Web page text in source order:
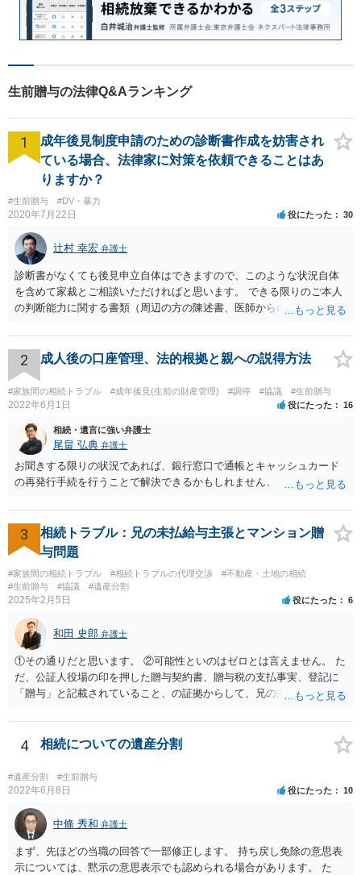
生前贈与の法律Q&Aランキング
1
成年後見制度申請のための診断書作成を妨害され
ている場合、法律家に対策を依頼できることはあ
りますか？
#生前贈与 #DV・暴力
2020年7月22日 役にたった 30
辻村 幸宏 弁護士
診断書がなくても後見申立自体はできますので、このような状況自体
を含めて家裁とご相談いただければと思います。 できる限りのご本人
の判断能力に関する書類（周辺の方の陳述書、医師からの聴取書等）
をしていただければそこから先は進むのではないかと存じます。 ま
た、Aさんの意向を酌みすぎるあまりに後見申立ができない状況にして
いる施設の問題もありますので、当該地域の地域包括支援センターに
ご相談されるのもひとつの方法です。
2 成人後の口座管理、法的根拠と親への説得方法
#家族間の相続トラブル #成年後見(生前の財産管理) #調停 #協議 #生前贈与
2022年6月1日 役にたった 16
相続・遺言に強い弁護士
尾畠 弘典 弁護士
お聞きする限りの状況であれば、銀行窓口で通帳とキャッシュカード
の再発行手続を行うことで解決できるかもしれません。
3
相続トラブル：兄の未払給与主張とマンション贈
与問題
#家族間の相続トラブル #相続トラブルの代理交渉
#不動産・土地の相続
#生前贈与
#協議 #遺産分割
2025年2月5日 役にたった 6
和田 史郎 弁護士
①その通りだと思います。 ②可能性といのはゼロとは言えません。 た
だ、公証人役場の印を押した贈与契約書、贈与税の支払事実、登記に
「贈与」と記載されていること、の証拠からして、兄の主張は通らな
わなければ、遺産分割調停を申し立てて進めるのがベターのような気
がしますね。
4 相続についての遺産分割
#遺産分割 #生前贈与
2022年6月8日 役にたった 10
中條 秀和 弁護士
まず、先ほどの当職の回答で一部修正します。 持ち戻し免除の意思表
示については、黙示の意思表示でも認められる場合があります。 た